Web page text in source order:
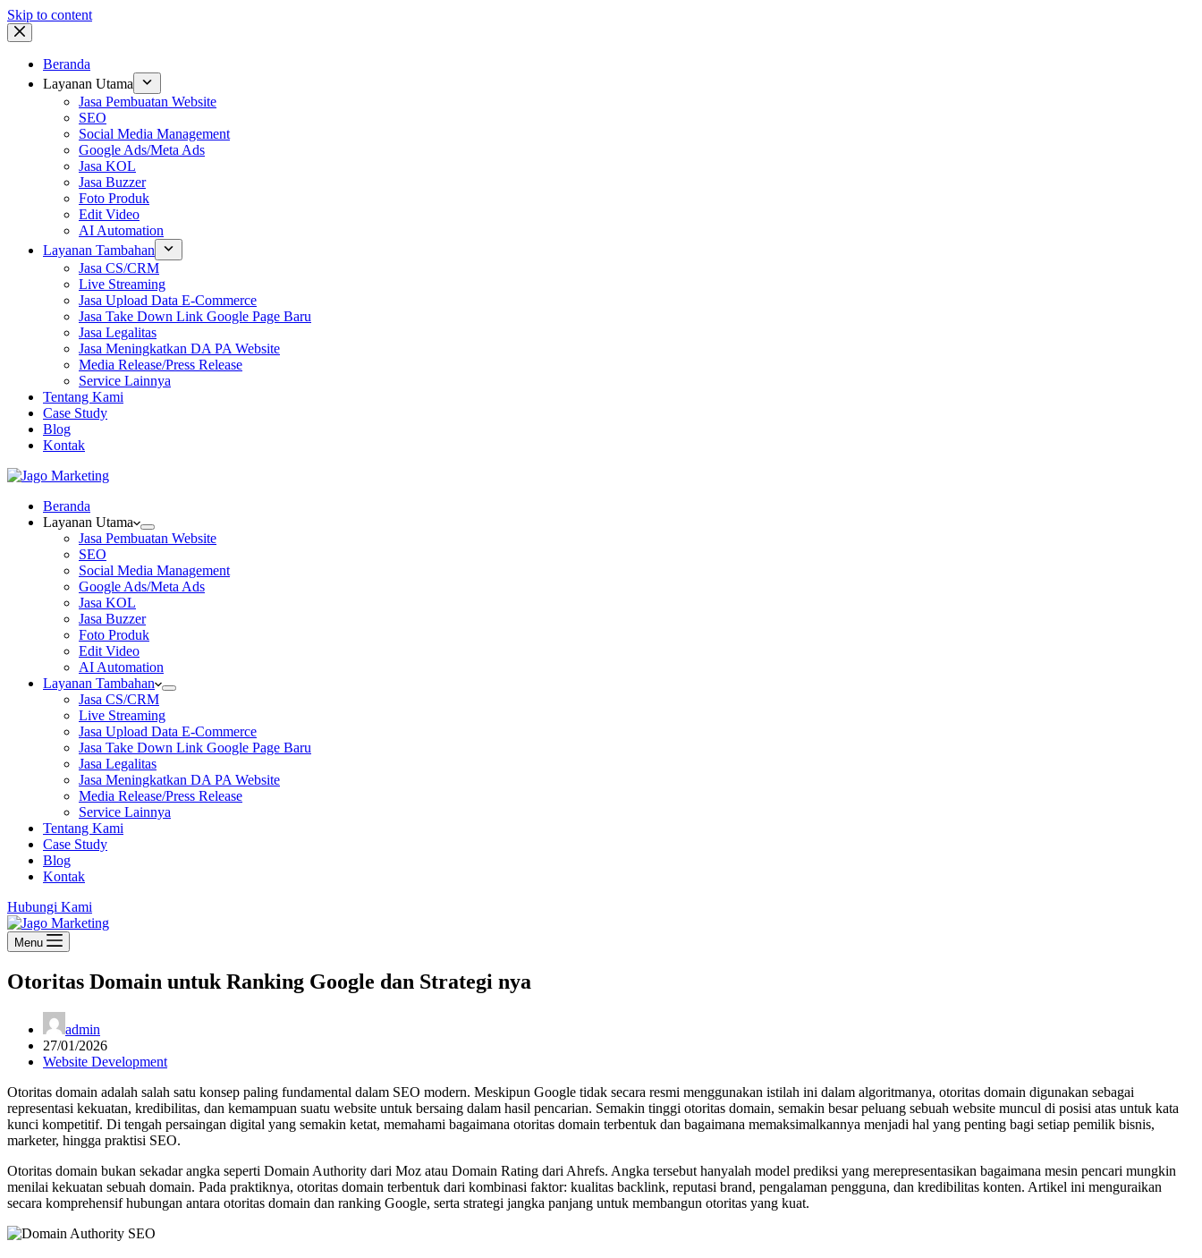
Skip to content
Beranda
Layanan Utama
Jasa Pembuatan Website
SEO
Social Media Management
Google Ads/Meta Ads
Jasa KOL
Jasa Buzzer
Foto Produk
Edit Video
AI Automation
Layanan Tambahan
Jasa CS/CRM
Live Streaming
Jasa Upload Data E-Commerce
Jasa Take Down Link Google Page Baru
Jasa Legalitas
Jasa Meningkatkan DA PA Website
Media Release/Press Release
Service Lainnya
Tentang Kami
Case Study
Blog
Kontak
Beranda
Layanan Utama
Jasa Pembuatan Website
SEO
Social Media Management
Google Ads/Meta Ads
Jasa KOL
Jasa Buzzer
Foto Produk
Edit Video
AI Automation
Layanan Tambahan
Jasa CS/CRM
Live Streaming
Jasa Upload Data E-Commerce
Jasa Take Down Link Google Page Baru
Jasa Legalitas
Jasa Meningkatkan DA PA Website
Media Release/Press Release
Service Lainnya
Tentang Kami
Case Study
Blog
Kontak
Hubungi Kami
Menu
Otoritas Domain untuk Ranking Google dan Strategi nya
admin
27/01/2026
Website Development
Otoritas domain adalah salah satu konsep paling fundamental dalam SEO modern. Meskipun Google tidak secara resmi menggunakan istilah ini dalam algoritmanya, otoritas domain digunakan sebagai
representasi kekuatan, kredibilitas, dan kemampuan suatu website untuk bersaing dalam hasil pencarian. Semakin tinggi otoritas domain, semakin besar peluang sebuah website muncul di posisi atas untuk kata
kunci kompetitif. Di tengah persaingan digital yang semakin ketat, memahami bagaimana otoritas domain terbentuk dan bagaimana memaksimalkannya menjadi hal yang penting bagi setiap pemilik bisnis,
marketer, hingga praktisi SEO.
Otoritas domain bukan sekadar angka seperti Domain Authority dari Moz atau Domain Rating dari Ahrefs. Angka tersebut hanyalah model prediksi yang merepresentasikan bagaimana mesin pencari mungkin
menilai kekuatan sebuah domain. Pada praktiknya, otoritas domain terbentuk dari kombinasi faktor: kualitas backlink, reputasi brand, pengalaman pengguna, dan kredibilitas konten. Artikel ini menguraikan
secara komprehensif hubungan antara otoritas domain dan ranking Google, serta strategi jangka panjang untuk membangun otoritas yang kuat.